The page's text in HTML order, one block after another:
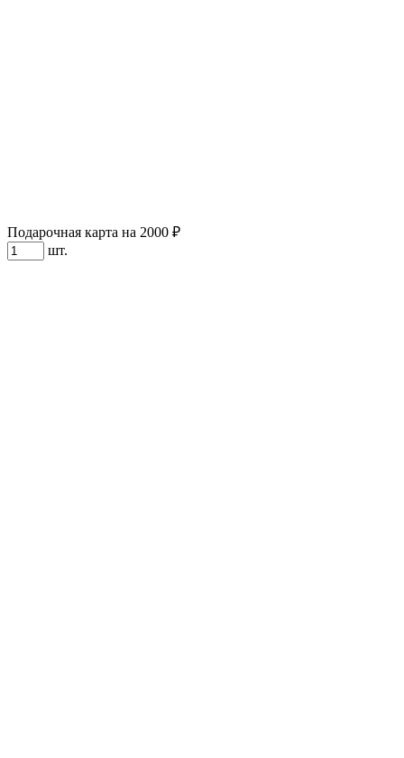
Подарочная карта на 2000 ₽
шт.